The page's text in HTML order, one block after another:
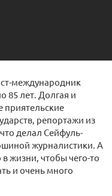
международник
лет. Долгая и
приятельские
репортажи из
делал Сейфуль-
журналистики. А
жизни, чтобы чего-то
и очень много